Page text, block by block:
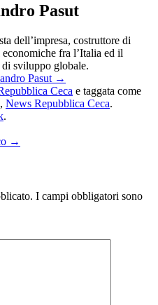
Pasut
dell’impresa, costruttore di
fra l’Italia ed il
sviluppo globale.
Pasut →
Ceca e taggata come
, News Repubblica Ceca.
.
→
I campi obbligatori sono